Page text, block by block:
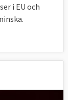
i EU och